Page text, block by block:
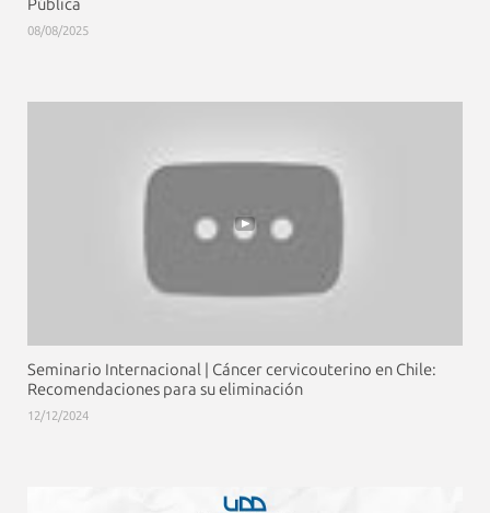
Pública
08/08/2025
Seminario Internacional | Cáncer cervicouterino en Chile:
Recomendaciones para su eliminación
12/12/2024